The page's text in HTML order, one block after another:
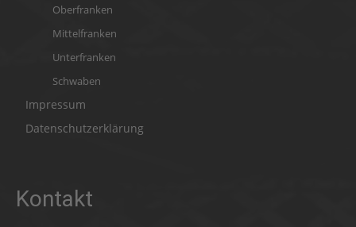
Oberfranken
Mittelfranken
Unterfranken
Schwaben
Impressum
Datenschutzerklärung
Kontakt